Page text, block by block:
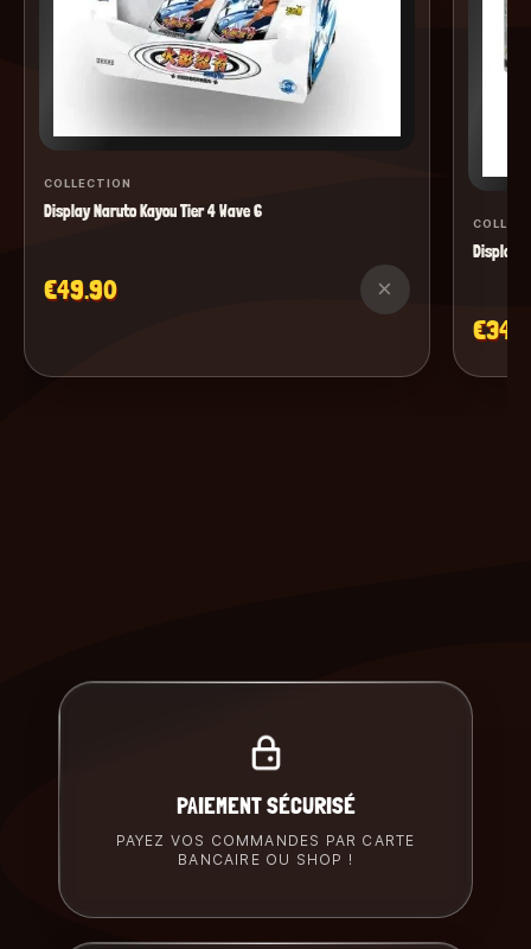
COLLECTION
Display Naruto Kayou Tier 4 Wave 6
€49.90 ×
Display
PAIEMENT SÉCURISÉ
PAYEZ VOS COMMANDES PAR CARTE
BANCAIRE OU SHOP !